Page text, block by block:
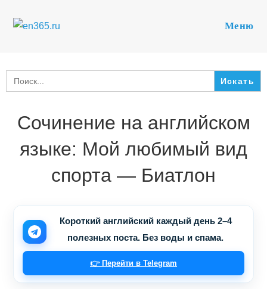
Меню
Search
for:
Сочинение на английском
языке: Мой любимый вид
спорта — Биатлон
Короткий английский каждый день 2–4
полезных поста. Без воды и спама.
👉 Перейти в Telegram